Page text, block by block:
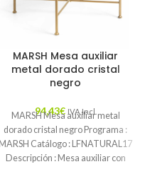
MARSH Mesa auxiliar
metal dorado cristal
negro
94,43€ IVA Incl.
MARSH Mesa auxiliar metal
dorado cristal negro Programa :
MARSH Catálogo : LFNATURAL17
Descripción : Mesa auxiliar con